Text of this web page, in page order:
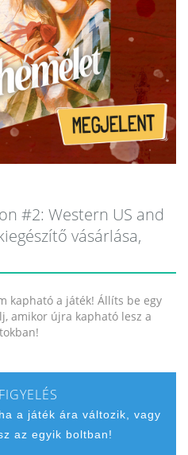
#2: Western US and
vásárlása,
kapható a játék! Állíts be egy
amikor újra kapható lesz a
a játék ára változik, vagy
az egyik boltban!